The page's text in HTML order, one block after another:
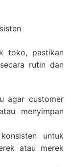
toko, pastikan
rutin dan
agar customer
menyimpan
untuk
atau merek